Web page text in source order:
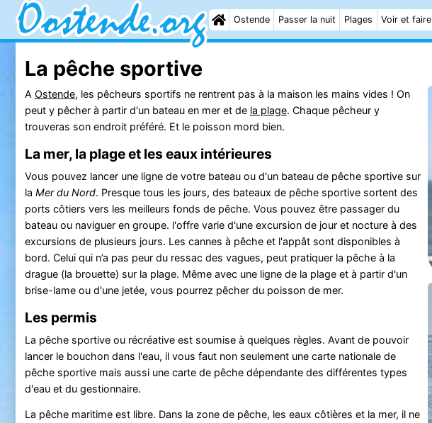
Ostende Passer la nuit Plages Voir et faire
La pêche sportive
A Ostende, les pêcheurs sportifs ne rentrent pas à la maison les mains vides ! On
peut y pêcher à partir d'un bateau en mer et de la plage. Chaque pêcheur y
trouveras son endroit préféré. Et le poisson mord bien.
La mer, la plage et les eaux intérieures
Vous pouvez lancer une ligne de votre bateau ou d'un bateau de pêche sportive sur
la Mer du Nord. Presque tous les jours, des bateaux de pêche sportive sortent des
ports côtiers vers les meilleurs fonds de pêche. Vous pouvez être passager du
bateau ou naviguer en groupe. l'offre varie d'une excursion de jour et nocture à des
excursions de plusieurs jours. Les cannes à pêche et l'appât sont disponibles à
bord. Celui qui n’a pas peur du ressac des vagues, peut pratiquer la pêche à la
drague (la brouette) sur la plage. Même avec une ligne de la plage et à partir d'un
brise-lame ou d'une jetée, vous pourrez pêcher du poisson de mer.
Les permis
La pêche sportive ou récréative est soumise à quelques règles. Avant de pouvoir
lancer le bouchon dans l'eau, il vous faut non seulement une carte nationale de
pêche sportive mais aussi une carte de pêche dépendante des différentes types
d'eau et du gestionnaire.
La pêche maritime est libre. Dans la zone de pêche, les eaux côtières et la mer, il ne